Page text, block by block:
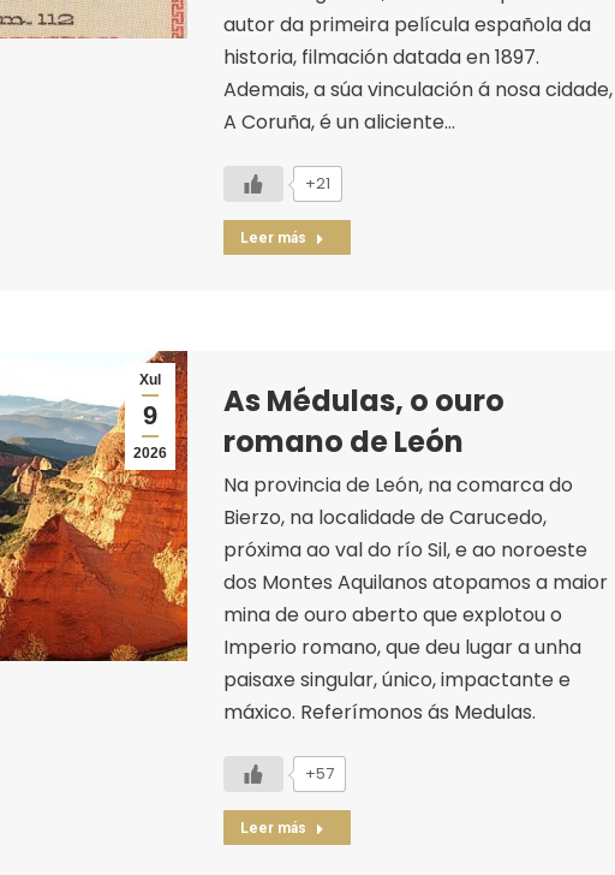
autor da primeira película española da
historia, filmación datada en 1897.
Ademais, a súa vinculación á nosa cidade,
A Coruña, é un aliciente…
+21
Leer más
Xul
9
2026
As Médulas, o ouro
romano de León
Na provincia de León, na comarca do
Bierzo, na localidade de Carucedo,
próxima ao val do río Sil, e ao noroeste
dos Montes Aquilanos atopamos a maior
mina de ouro aberto que explotou o
Imperio romano, que deu lugar a unha
paisaxe singular, único, impactante e
máxico. Referímonos ás Medulas.
+57
Leer más